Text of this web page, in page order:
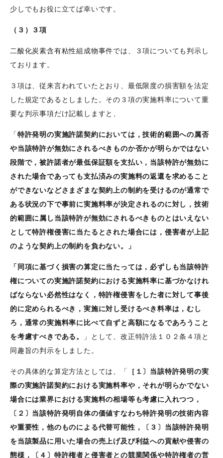
少しでもお役に立てば幸いです。
（３）３項
二酸化炭素含有粘性組成物事件では、３項についても判示し
ております。
３項は、従来言われていたとおり、最低限度の損害額を法定
した規定であるとしました。その３項の実施料率について重
要な判示事項だけ記載しますと、
「特許発明の実施許諾契約においては，技術的範囲への属否
や当該特許が無効にされるべきものか否かが明らかではない
段階で，被許諾者が最低保証額を支払い，当該特許が無効に
された場合であっても支払済みの実施料の返還を求めること
ができないなどさまざまな契約上の制約を受けるのが通常で
ある状況の下で事前に実施料率が決定されるのに対し，技術
的範囲に属し当該特許が無効にされるべきものとはいえない
として特許権侵害に当たるとされた場合には，侵害者が上記
のような契約上の制約を負わない。」
「同項に基づく損害の算定に当たっては，必ずしも当該特許
権についての実施許諾契約における実施料率に基づかなけれ
ばならない必然性はなく，特許権侵害をした者に対して事後
的に定められるべき，実施に対し受けるべき料率は，むし
ろ，通常の実施料率に比べて自ずと高額になるであろうこと
を考慮すべきである。
」として、改正特許法１０２条４項と
同趣旨の判示をしました。
その具体的な算定方法としては、「 ［１〕当該特許発明の実
際の実施許諾契約における実施料率や，それが明らかでない
場合には業界における実施料の相場等も考慮に入れつつ，
〔２〕当該特許発明自体の価値すなわち特許発明の技術内容
や重要性，他のものによる代替可能性，〔３〕当該特許発明
を当該製品に用いた場合の売上げ及び利益への貢献や侵害の
態様，〔４〕特許権者と侵害者との競業関係や特許権者の営